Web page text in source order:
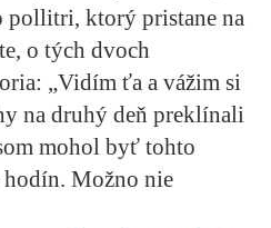
pollitri, ktorý pristane na
o tých dvoch
„Vidím ťa a vážim si
na druhý deň preklínali
mohol byť tohto
hodín. Možno nie